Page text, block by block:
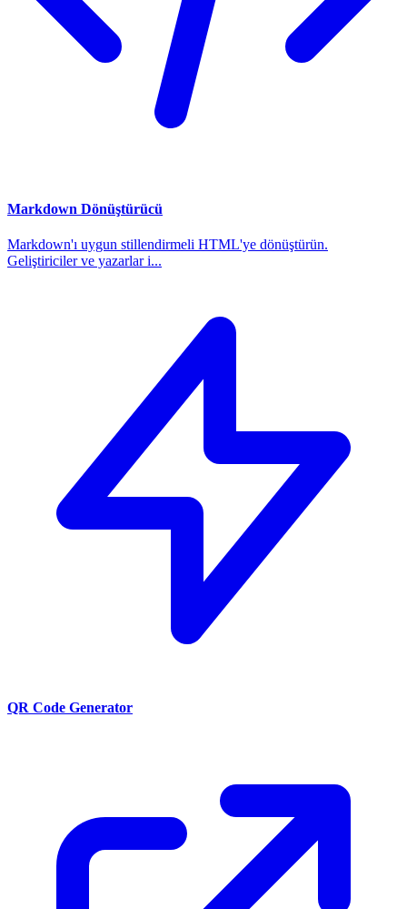
Markdown Dönüştürücü
Markdown'ı uygun stillendirmeli HTML'ye dönüştürün.
Geliştiriciler ve yazarlar i...
QR Code Generator